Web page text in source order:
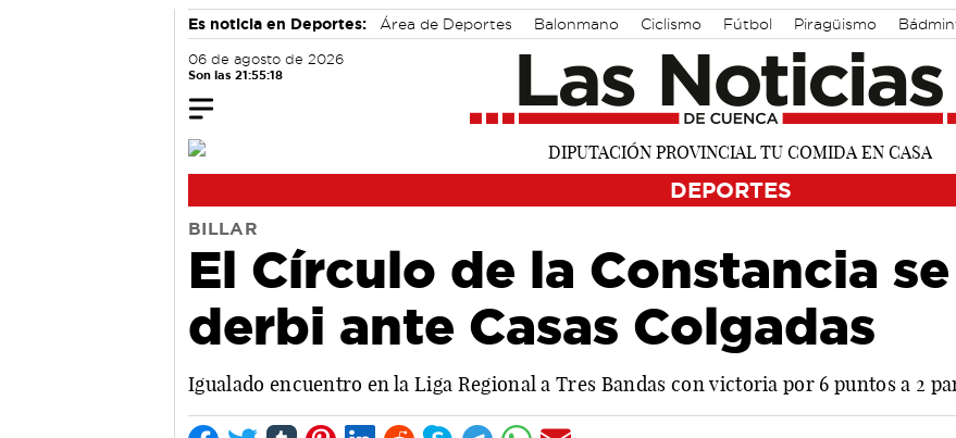
Es noticia en Deportes: Área de Deportes Balonmano Ciclismo Fútbol Piragüismo
06 de agosto de 2026
Son las 21:55:18
DEPORTES
BILLAR
El Círculo de la Constancia
derbi ante Casas Colgadas
Igualado encuentro en la Liga Regional a Tres Bandas con victoria por 6 puntos a 2